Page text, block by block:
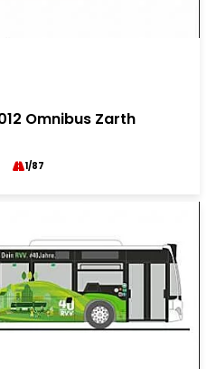
Omnibus Zarth
1/87